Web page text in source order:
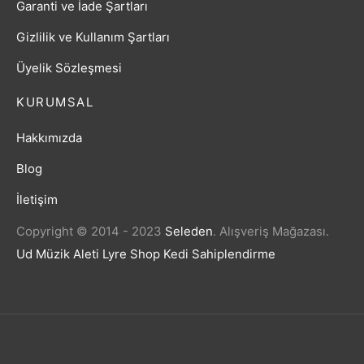
Copyright © 2014 - 2023 Seleden. Alışveriş Mağazası.
Ud Müzik Aleti Lyre Shop Kedi Sahiplendirme
KURUMSAL
Hakkımızda
Blog
İletişim
Garanti ve İade Şartları
Gizlilik ve Kullanım Şartları
Üyelik Sözleşmesi